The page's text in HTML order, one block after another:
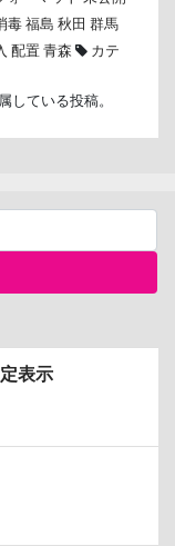
毒 福島 秋田 群馬
配置 青森
カテ
している投稿。
表示